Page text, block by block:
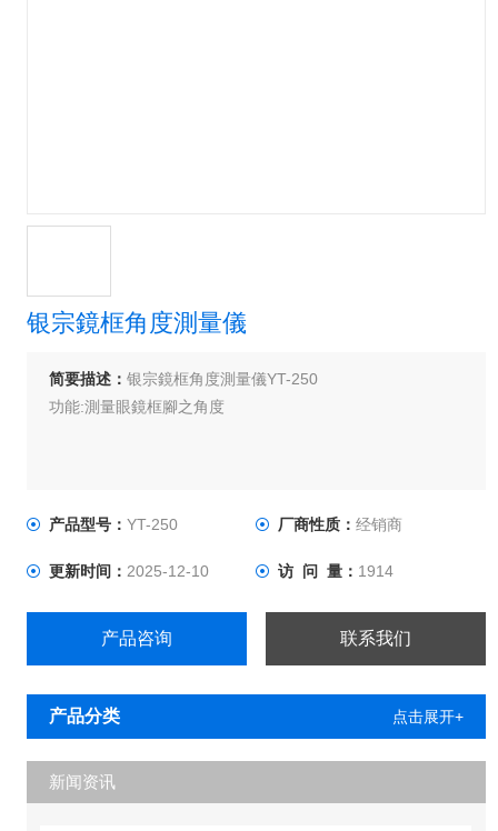
银宗鏡框角度測量儀
简要描述： 银宗鏡框角度測量儀YT-250
功能:測量眼鏡框腳之角度
产品型号： YT-250 厂商性质：经销商
更新时间： 2025-12-10 访 问 量： 1914
产品咨询 联系我们
产品分类 点击展开+
新闻资讯